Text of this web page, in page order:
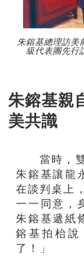
朱鎔基總理訪美
級代表團先行
朱鎔基親
美共識
當時，雙
朱鎔基讓龍
在談判桌上
一一同意，
朱鎔基遞紙
鎔基拍枱說
了！」